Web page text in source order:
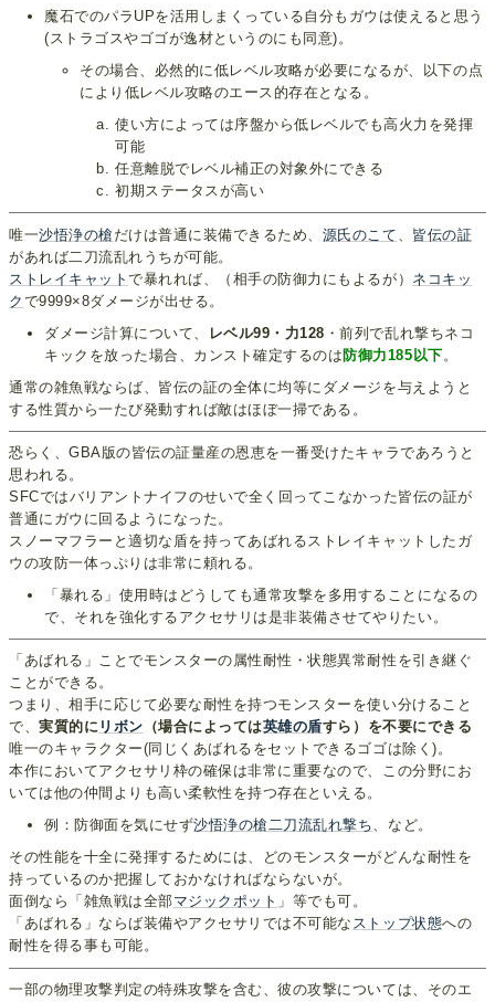
魔石でのパラUPを活用しまくっている自分もガウは使えると思う
(ストラゴスやゴゴが逸材というのにも同意)。
その場合、必然的に低レベル攻略が必要になるが、以下の点
により低レベル攻略のエース的存在となる。
使い方によっては序盤から低レベルでも高火力を発揮
可能
任意離脱でレベル補正の対象外にできる
初期ステータスが高い
唯一沙悟浄の槍 だけは普通に装備できるため、 源氏のこて
皆伝の証
があれば二刀流乱れうちが可能。
ストレイキャットで暴れれば、（相手の防御力にもよるが） ネコキッ
ク で9999×8ダメージが出せる。
ダメージ計算について、
レベル99・力128 ・前列で乱れ撃ちネコ
キックを放った場合、カンスト確定するのは防御力185以下 。
通常の雑魚戦ならば、皆伝の証の全体に均等にダメージを与えようと
する性質から一たび発動すれば敵はほぼ一掃である。
恐らく、GBA版の皆伝の証量産の恩恵を一番受けたキャラであろうと
思われる。
SFCではバリアントナイフのせいで全く回ってこなかった皆伝の証が
普通にガウに回るようになった。
スノーマフラーと適切な盾を持ってあばれるストレイキャットしたガ
ウの攻防一体っぷりは非常に頼れる。
「暴れる」使用時はどうしても通常攻撃を多用することになるの
で、それを強化するアクセサリは是非装備させてやりたい。
「あばれる」ことでモンスターの属性耐性・状態異常耐性を引き継ぐ
ことができる。
つまり、相手に応じて必要な耐性を持つモンスターを使い分けること
で、実質的に リボン （場合によっては英雄の盾すら）を不要にできる
唯一のキャラクター(同じくあばれるをセットできるゴゴは除く)。
本作においてアクセサリ枠の確保は非常に重要なので、この分野にお
いては他の仲間よりも高い柔軟性を持つ存在といえる。
例：防御面を気にせず沙悟浄の槍二刀流乱れ撃ち、など。
その性能を十全に発揮するためには、どのモンスターがどんな耐性を
持っているのか把握しておかなければならないが。
面倒なら「雑魚戦は全部マジックポット 」等でも可。
「あばれる」ならば装備やアクセサリでは不可能な ストップ状態への
耐性を得る事も可能。
一部の物理攻撃判定の特殊攻撃を含む、彼の攻撃については、そのエ